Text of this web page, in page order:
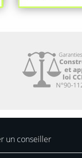
un conseiller